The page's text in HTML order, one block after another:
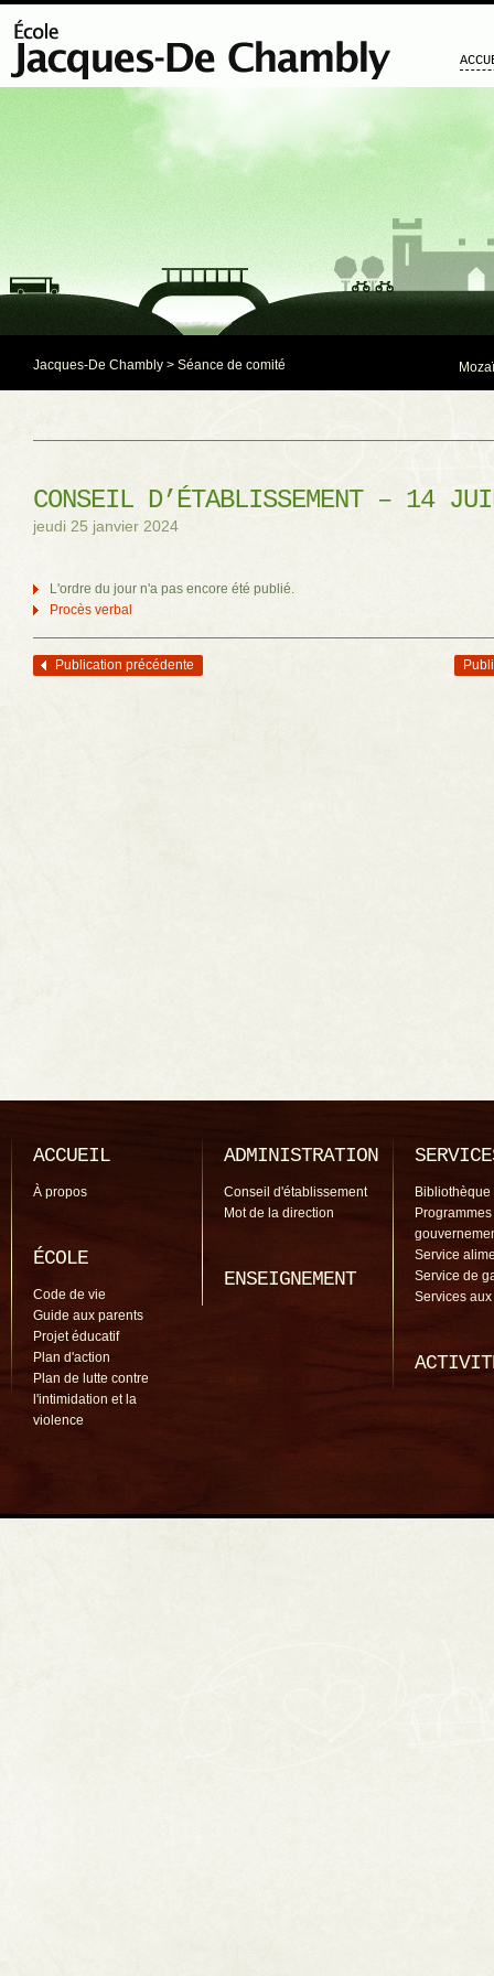
Jacques-De Chambly > Séance de comité
CONSEIL D’ÉTABLISSEMENT – 14
jeudi 25 janvier 2024
L'ordre du jour n'a pas encore été publié.
Procès verbal
Navigation des articles
Publication précédente
ACCUEIL
À propos
ÉCOLE
Code de vie
Guide aux parents
Projet éducatif
Plan d'action
Plan de lutte contre
l'intimidation et la
violence
ADMINISTRATION
Conseil d'établissement
Mot de la direction
ENSEIGNEMENT
Bibliothèque
Programmes
Service
Service de
Services